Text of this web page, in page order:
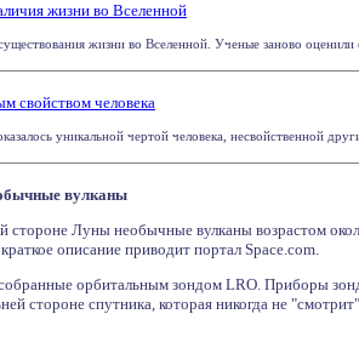
жизни во Вселенной
жизни во Вселенной. Ученые заново
свойством человека
уникальной чертой человека, несвойственной
вулканы
Луны необычные вулканы возрастом
описание приводит портал Space.com.
орбитальным зондом LRO. Приборы
стороне спутника, которая никогда не